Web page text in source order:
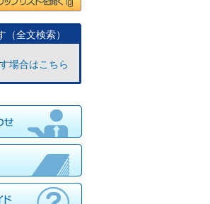
（全文検索）
場合はこちら